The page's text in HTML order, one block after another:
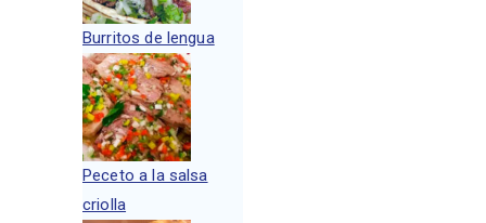
Burritos de lengua
Peceto a la salsa
criolla